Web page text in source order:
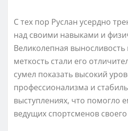
С тех пор Руслан усердно
над своими навыками и
Великолепная
меткость стали его
сумел показать высокий
профессионализма и
выступлениях, что помогло
ведущих спортсменов